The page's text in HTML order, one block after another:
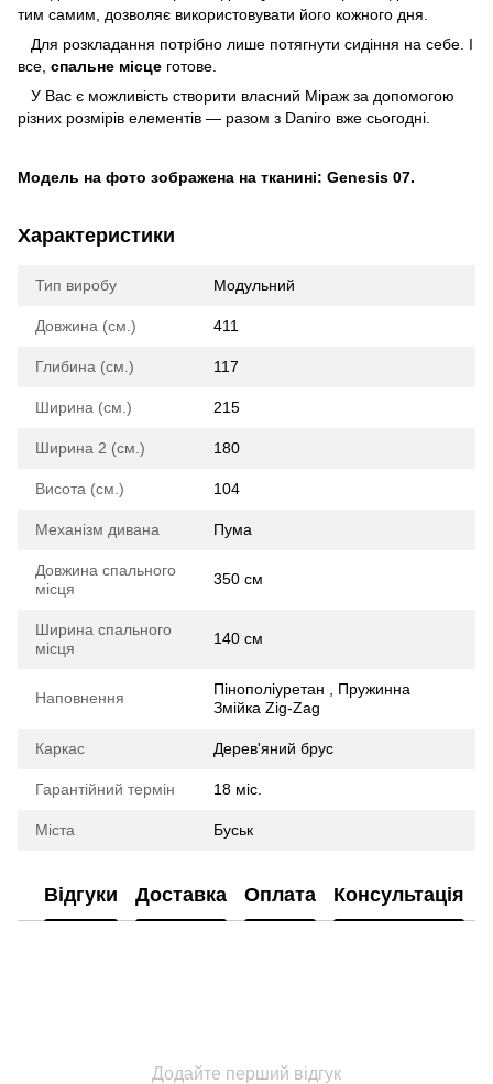
тим самим, дозволяє використовувати його кожного дня.
Для розкладання потрібно лише потягнути сидіння на себе. І
все, спальне місце готове.
У Вас є можливість створити власний Міраж за допомогою
різних розмірів елементів — разом з Daniro вже сьогодні.
Модель на фото зображена на тканині: Genesis 07.
Характеристики
Тип виробу Модульний
Довжина (см.) 411
Глибина (см.) 117
Ширина (см.) 215
Ширина 2 (см.) 180
Висота (см.) 104
Механізм дивана Пума
Довжина спального
місця
350 см
Ширина спального
місця
140 см
Наповнення
Пінополіуретан , Пружинна
Змійка Zig-Zag
Каркас Дерев'яний брус
Гарантійний термін 18 міс.
Міста Буськ
Відгуки Доставка Оплата Консультація
Додайте перший відгук